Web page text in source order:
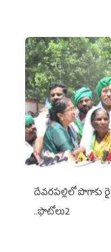
దేవరపల్లిలో
..ఫొటోలు2